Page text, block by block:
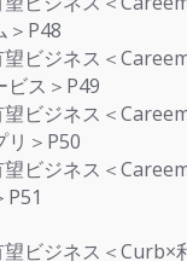
＞P48
ビジネス＜
ビス＞P49
ビジネス＜
リ＞P50
ビジネス＜
P51
ビジネス＜Curb×